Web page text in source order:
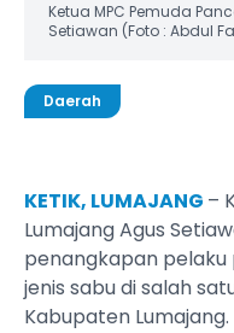
Ketua MPC Pemuda
Setiawan (Foto : Abdul
Daerah
KETIK, LUMAJANG –
Lumajang Agus
penangkapan
jenis sabu di salah
Kabupaten Lumajang.